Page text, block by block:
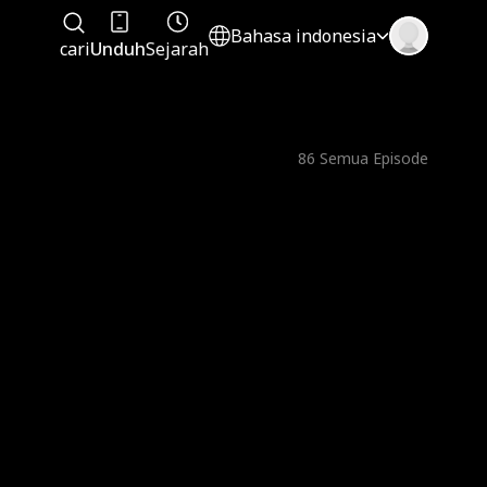
cariUnduhSejarah
Bahasa indonesia
86 Semua Episode